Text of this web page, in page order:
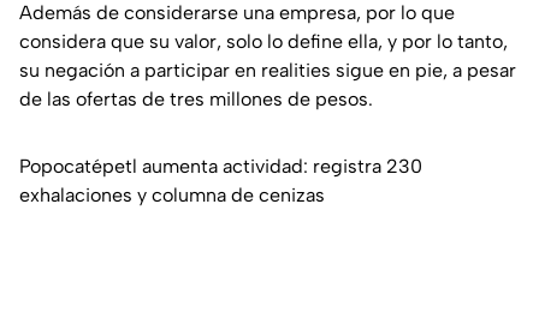
Además de considerarse una empresa, por lo que
considera que su valor, solo lo define ella, y por lo tanto,
su negación a participar en realities sigue en pie, a pesar
de las ofertas de tres millones de pesos.
Popocatépetl aumenta actividad: registra 230
exhalaciones y columna de cenizas